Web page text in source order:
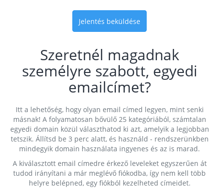
Jelentés beküldése
Szeretnél magadnak
személyre szabott, egyedi
emailcímet?
Itt a lehetőség, hogy olyan email címed legyen, mint senki
másnak! A folyamatosan bővülő 25 kategóriából, számtalan
egyedi domain közül választhatod ki azt, amelyik a legjobban
tetszik. Állítsd be 3 perc alatt, és használd - rendszerünkben
mindegyik domain használata ingyenes és az is marad.
A kiválasztott email címedre érkező leveleket egyszerűen át
tudod irányítani a már meglévő fiókodba, így nem kell több
helyre belépned, egy fiókból kezelheted címeidet.